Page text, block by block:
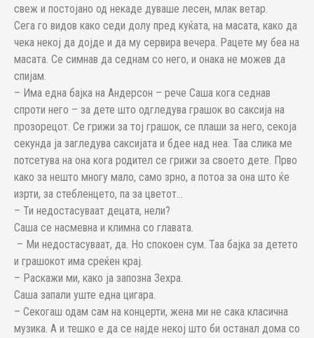
свеж и постојано од некаде дуваше лесен, млак ветар.
Сега го видов како седи долу пред куќата, на масата, како да
чека некој да дојде и да му сервира вечера. Рацете му беа на
масата. Се симнав да седнам со него, и онака не можев да
спијам.
– Има една бајка на Андерсон – рече Саша кога седнав
спроти него – за дете што одгледува грашок во саксија на
прозорецот. Се грижи за тој грашок, се плаши за него, секоја
секунда ја загледува саксијата и бдее над неа. Таа слика ме
потсетува на она кога родител се грижи за своето дете. Прво
како за нешто многу мало, само зрно, а потоа за она што ќе
изрти, за стебленцето, па за цветот…
– Ти недостасуваат децата, нели?
Саша се насмевна и климна со главата.
– Ми недостасуваат, да. Но спокоен сум. Таа бајка за детето
и грашокот има среќен крај.
– Раскажи ми, како ја запозна Зехра.
Саша запали уште една цигара.
– Секогаш одам сам на концерти, жена ми не сака класична
музика. А и тешко е да се најде некој што би останал дома со